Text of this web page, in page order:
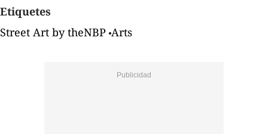
Etiquetes
Street Art by theNBP Arts